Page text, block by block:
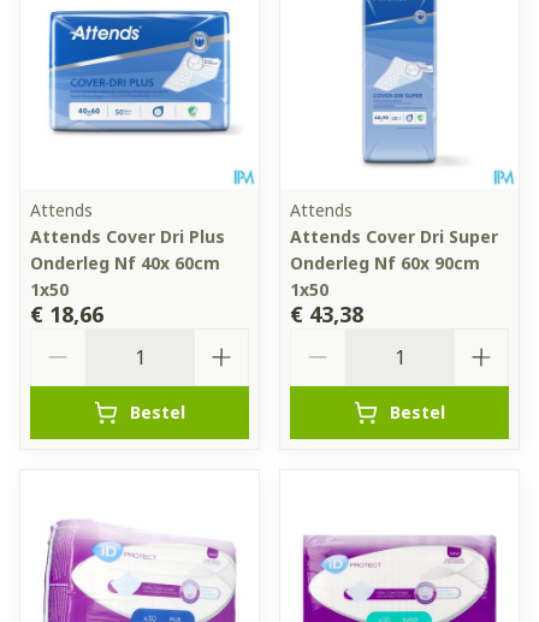
Attends
Attends Cover Dri Plus
Onderleg Nf 40x 60cm
1x50
€ 18,66
Bestel
Attends
Attends Cover Dri Super
Onderleg Nf 60x 90cm
1x50
€ 43,38
Bestel